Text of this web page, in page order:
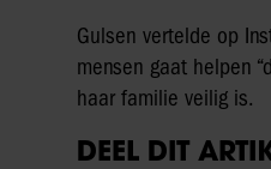
Gulsen vertelde op
mensen gaat helpen
haar familie veilig is.
DEEL DIT